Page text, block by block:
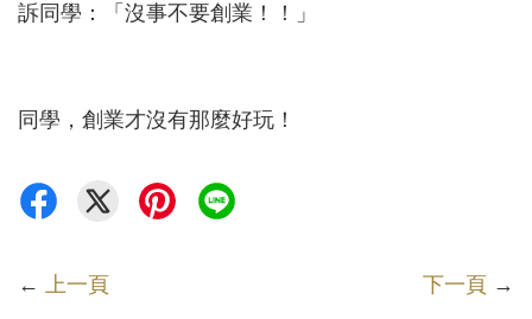
訴同學：「沒事不要創業！！」
同學，創業才沒有那麼好玩！
← 上一頁 下一頁 →